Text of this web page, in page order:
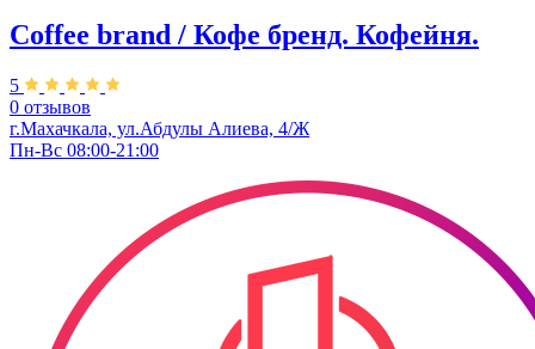
Coffee brand / Кофе бренд. Кофейня.
5
0 отзывов
г.Махачкала, ​ул.Абдулы Алиева, 4/Ж
Пн-Вс 08:00-21:00